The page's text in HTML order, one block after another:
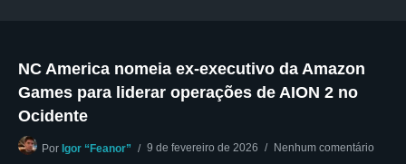
NC America nomeia ex-executivo da Amazon
Games para liderar operações de AION 2 no
Ocidente
Por Igor “Feanor” 9 de fevereiro de 2026 Nenhum comentário